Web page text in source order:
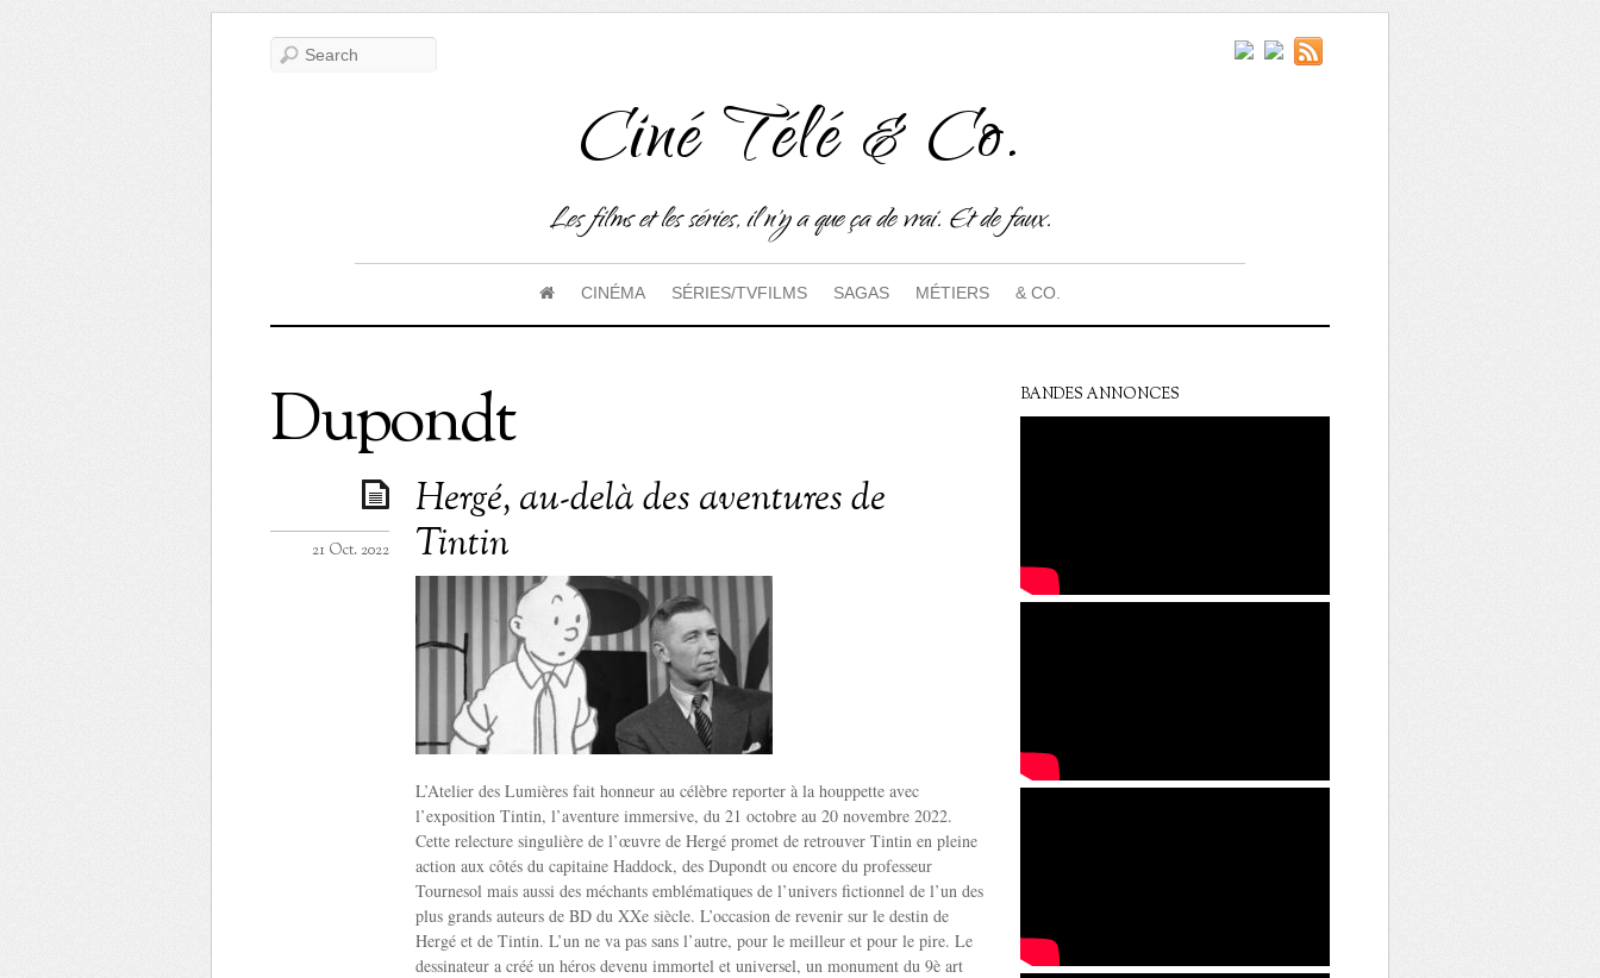
Ciné Télé & Co.
Les films et les séries, il n'y a que ça de vrai. Et de faux.
CINÉMA SÉRIES/TVFILMS SAGAS MÉTIERS & CO.
Dupondt
Hergé, au-delà des aventures de
Tintin
21 Oct. 2022
L’Atelier des Lumières fait honneur au célèbre reporter à la houppette avec
l’exposition Tintin, l’aventure immersive, du 21 octobre au 20 novembre 2022.
Cette relecture singulière de l’œuvre de Hergé promet de retrouver Tintin en pleine
action aux côtés du capitaine Haddock, des Dupondt ou encore du professeur
Tournesol mais aussi des méchants emblématiques de l’univers fictionnel de l’un des
plus grands auteurs de BD du XXe siècle. L’occasion de revenir sur le destin de
Hergé et de Tintin. L’un ne va pas sans l’autre, pour le meilleur et pour le pire. Le
dessinateur a créé un héros devenu immortel et universel, un monument du 9è art
BANDES ANNONCES